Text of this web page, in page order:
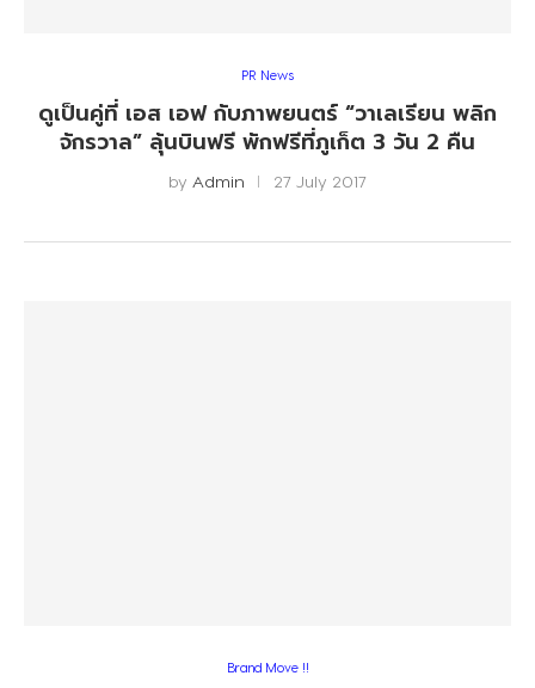
PR News
ดูเป็นคู่ที่ เอส เอฟ กับภาพยนตร์ “วาเลเรียน พลิก
จักรวาล” ลุ้นบินฟรี พักฟรีที่ภูเก็ต 3 วัน 2 คืน
by Admin 27 July 2017
Brand Move !!